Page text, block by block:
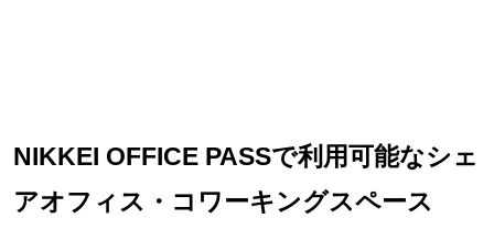
NIKKEI OFFICE PASSで利用可能なシェ
アオフィス・コワーキングスペース